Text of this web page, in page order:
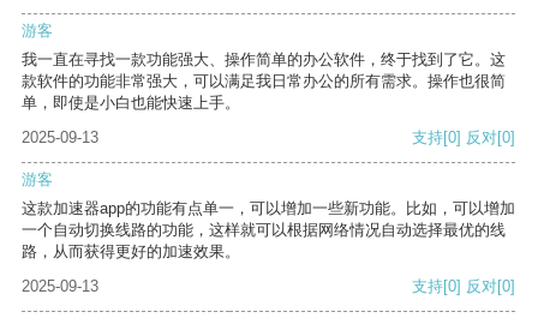
游客
我一直在寻找一款功能强大、操作简单的办公软件，终于找到了它。这
款软件的功能非常强大，可以满足我日常办公的所有需求。操作也很简
单，即使是小白也能快速上手。
2025-09-13
支持[0] 反对[0]
游客
这款加速器app的功能有点单一，可以增加一些新功能。比如，可以增加
一个自动切换线路的功能，这样就可以根据网络情况自动选择最优的线
路，从而获得更好的加速效果。
2025-09-13
支持[0] 反对[0]